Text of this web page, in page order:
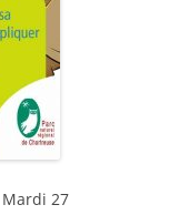
27